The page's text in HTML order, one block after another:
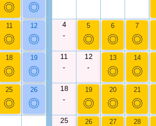
◎ ◎
11
◎
12
◎
18
◎
19
◎
25
◎
26
◎
4
-
5
◎
6
◎
7
◎
11
-
12
-
13
◎
14
◎
18
-
19
◎
20
◎
21
◎
25
26 27 28